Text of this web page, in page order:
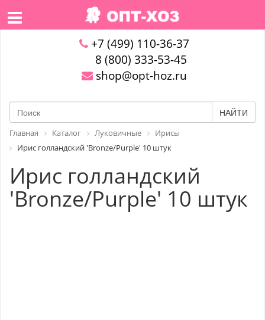
+7 (499) 110-36-37
8 (800) 333-53-45
shop@opt-hoz.ru
НАЙТИ
Главная Каталог Луковичные
Ирисы
Ирис голландский 'Bronze/Purple' 10 штук
Ирис голландский
'Bronze/Purple' 10 штук